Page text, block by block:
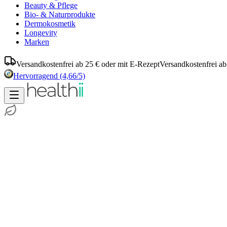
Beauty & Pflege
Bio- & Naturprodukte
Dermokosmetik
Longevity
Marken
Versandkostenfrei ab 25 € oder mit E-RezeptVersandkostenfrei
Hervorragend (4,66/5)